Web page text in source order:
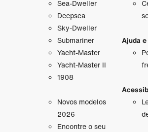
Sea-Dweller
Deepsea
Sky-Dweller
Submariner
Yacht-Master
Yacht-Master II
1908
Novos modelos
2026
Encontre o seu
Ajuda